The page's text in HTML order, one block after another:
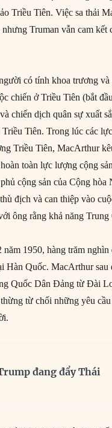
Triều Tiên. Việc sa thải
Truman vẫn cam kết
có tính khoa trương và
chiến ở Triều Tiên (bắt
chiến dịch quân sự xuất
Tiên. Trong lúc các
Triều Tiên, MacArthur
toàn lực lượng cộng
cộng sản của Cộng hòa
địch và can thiệp vào
ông rằng khả năng Trung
1950, hàng trăm
Hàn Quốc. MacArthur sau
Quốc Dân Đảng từ Đài
từ chối những yêu
đang đẩy Thái